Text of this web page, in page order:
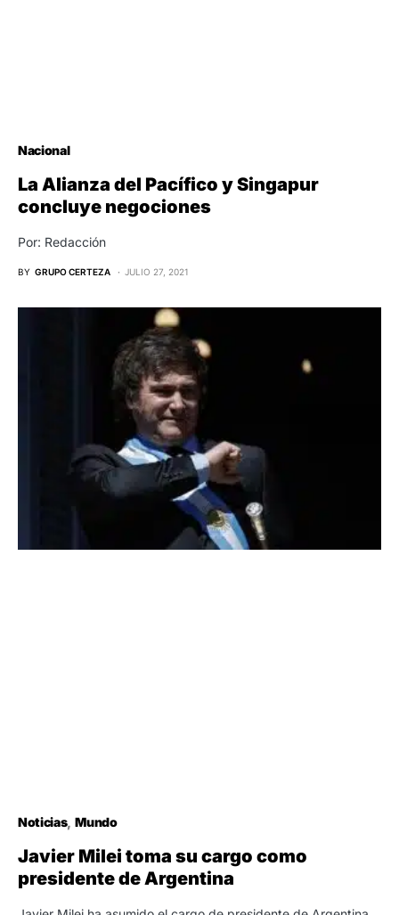
Nacional
La Alianza del Pacífico y Singapur
concluye negociones
Por: Redacción
BY GRUPO CERTEZA JULIO 27, 2021
Noticias Mundo
Javier Milei toma su cargo como
presidente de Argentina